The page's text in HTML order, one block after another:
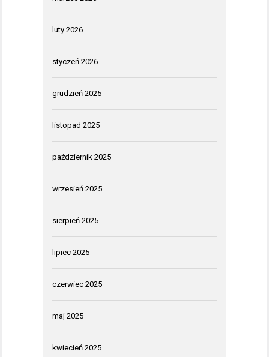
luty 2026
styczeń 2026
grudzień 2025
listopad 2025
październik 2025
wrzesień 2025
sierpień 2025
lipiec 2025
czerwiec 2025
maj 2025
kwiecień 2025